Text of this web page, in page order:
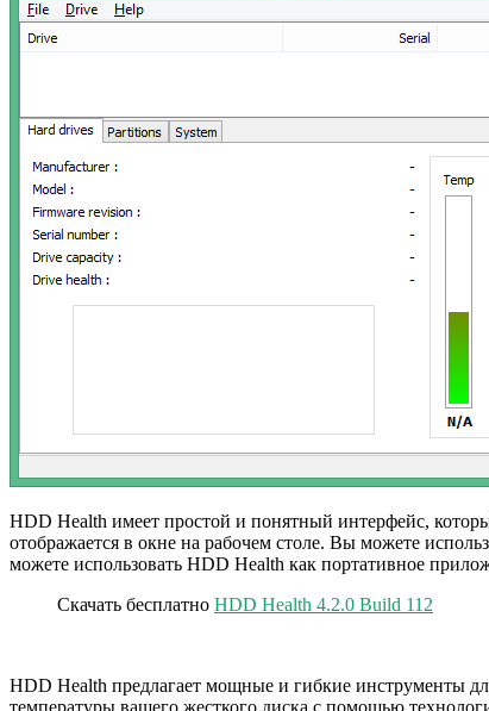
HDD Health имеет простой и понятный интерфейс,
отображается в окне на рабочем столе. Вы можете
можете использовать HDD Health как портативное
Скачать бесплатно HDD Health 4.2.0 Build 112
HDD Health предлагает мощные и гибкие инструменты